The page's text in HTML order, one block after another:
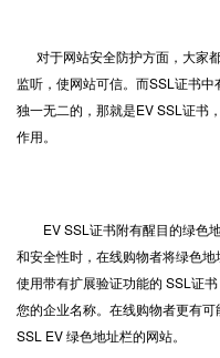
对于网站安全防护方面，大家
监听，使网站可信。而SSL证书
独一无二的，那就是EV SSL证书
作用。
EV SSL证书附有醒目的绿色地
和安全性时，在线购物者将绿色
使用带有扩展验证功能的 SSL证
您的企业名称。在线购物者更有
SSL EV 绿色地址栏的网站。